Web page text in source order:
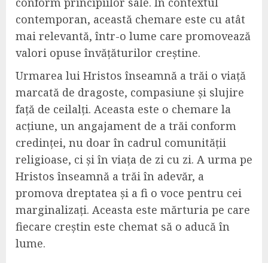
contemporan, această chemare este cu atât
mai relevantă, într-o lume care promovează
valori opuse învățăturilor creștine.
Urmarea lui Hristos înseamnă a trăi o viață
marcată de dragoste, compasiune și slujire
față de ceilalți. Aceasta este o chemare la
acțiune, un angajament de a trăi conform
credinței, nu doar în cadrul comunității
religioase, ci și în viața de zi cu zi. A urma pe
Hristos înseamnă a trăi în adevăr, a
promova dreptatea și a fi o voce pentru cei
marginalizați. Aceasta este mărturia pe care
fiecare creștin este chemat să o aducă în
lume.